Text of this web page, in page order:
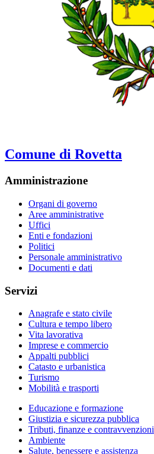
Comune di Rovetta
Amministrazione
Organi di governo
Aree amministrative
Uffici
Enti e fondazioni
Politici
Personale amministrativo
Documenti e dati
Servizi
Anagrafe e stato civile
Cultura e tempo libero
Vita lavorativa
Imprese e commercio
Appalti pubblici
Catasto e urbanistica
Turismo
Mobilità e trasporti
Educazione e formazione
Giustizia e sicurezza pubblica
Tributi, finanze e contravvenzioni
Ambiente
Salute, benessere e assistenza